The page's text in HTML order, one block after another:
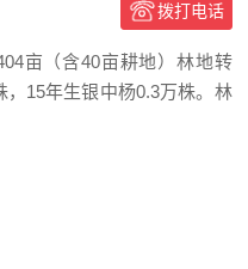
拨打电话
亩（含40亩耕地）林地转
15年生银中杨0.3万株。林